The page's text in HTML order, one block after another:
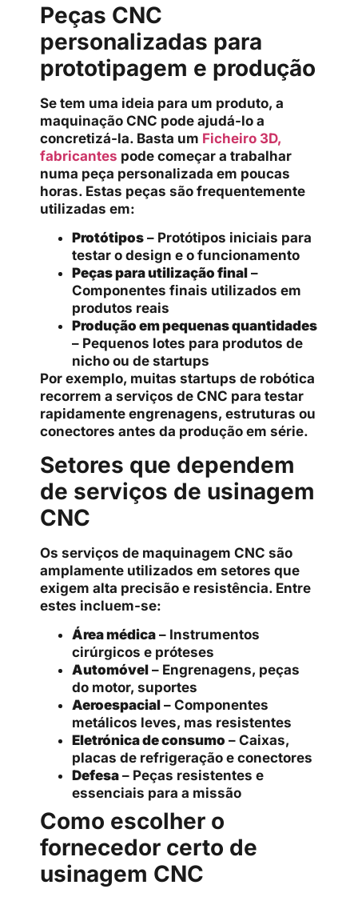
Peças CNC
personalizadas para
prototipagem e produção
Se tem uma ideia para um produto, a
maquinação CNC pode ajudá-lo a
concretizá-la. Basta um Ficheiro 3D,
fabricantes pode começar a trabalhar
numa peça personalizada em poucas
horas. Estas peças são frequentemente
utilizadas em:
Protótipos – Protótipos iniciais para
testar o design e o funcionamento
Peças para utilização final –
Componentes finais utilizados em
produtos reais
Produção em pequenas quantidades
– Pequenos lotes para produtos de
nicho ou de startups
Por exemplo, muitas startups de robótica
recorrem a serviços de CNC para testar
rapidamente engrenagens, estruturas ou
conectores antes da produção em série.
Setores que dependem
de serviços de usinagem
CNC
Os serviços de maquinagem CNC são
amplamente utilizados em setores que
exigem alta precisão e resistência. Entre
estes incluem-se:
Área médica – Instrumentos
cirúrgicos e próteses
Automóvel – Engrenagens, peças
do motor, suportes
Aeroespacial – Componentes
metálicos leves, mas resistentes
Eletrónica de consumo – Caixas,
placas de refrigeração e conectores
Defesa – Peças resistentes e
essenciais para a missão
Como escolher o
fornecedor certo de
usinagem CNC